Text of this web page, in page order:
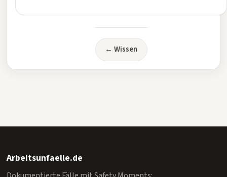
← Wissen
Arbeitsunfaelle.de